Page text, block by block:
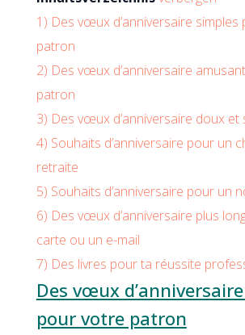
1) Des vœux d’anniversaire simples
patron
2) Des vœux d’anniversaire
patron
3) Des vœux d’anniversaire doux et
4) Souhaits d’anniversaire pour un
retraite
5) Souhaits d’anniversaire pour un
6) Des vœux d’anniversaire plus
carte ou un e-mail
7) Des livres pour ta réussite
Des vœux
pour votre patron